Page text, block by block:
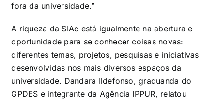
fora da universidade.”
A riqueza da SIAc está igualmente na abertura e
oportunidade para se conhecer coisas novas:
diferentes temas, projetos, pesquisas e iniciativas
desenvolvidas nos mais diversos espaços da
universidade. Dandara Ildefonso, graduanda do
GPDES e integrante da Agência IPPUR, relatou